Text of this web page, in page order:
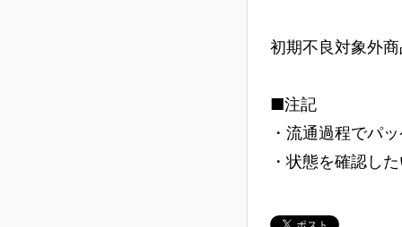
初期不良対象外
■注記
・流通過程でパ
・状態を確認し